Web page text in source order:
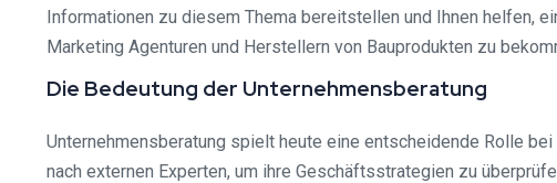
Informationen zu diesem Thema bereitstellen und Ihnen helfen,
Marketing Agenturen und Herstellern von Bauprodukten zu
Die Bedeutung der Unternehmensberatung
Unternehmensberatung spielt heute eine entscheidende Rolle
nach externen Experten, um ihre Geschäftsstrategien zu